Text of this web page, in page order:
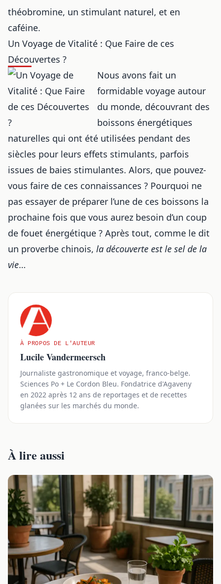
théobromine, un stimulant naturel, et en
caféine.
Un Voyage de Vitalité : Que Faire de ces
Découvertes ?
Nous avons fait un
formidable voyage autour
du monde, découvrant des
boissons énergétiques
naturelles qui ont été utilisées pendant des
siècles pour leurs effets stimulants, parfois
issues de baies stimulantes. Alors, que pouvez-
vous faire de ces connaissances ? Pourquoi ne
pas essayer de préparer l’une de ces boissons la
prochaine fois que vous aurez besoin d’un coup
de fouet énergétique ? Après tout, comme le dit
un proverbe chinois, la découverte est le sel de la
vie…
À PROPOS DE L'AUTEUR
Lucile Vandermeersch
Journaliste gastronomique et voyage, franco-belge.
Sciences Po + Le Cordon Bleu. Fondatrice d'Agaveny
en 2022 après 12 ans de reportages et de recettes
glanées sur les marchés du monde.
À lire aussi